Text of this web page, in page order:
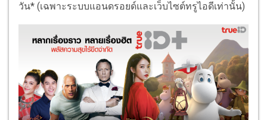
วัน* (เฉพาะระบบแอนดรอยด์และเว็บไซต์ทรูไอดีเท่านั้น)